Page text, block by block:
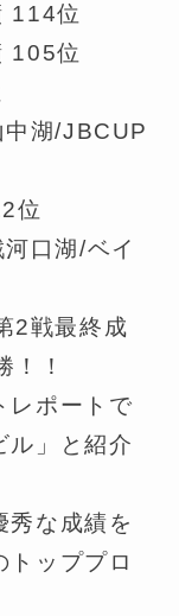
114位
105位
湖/JBCUP
位
口湖/ベイ
2戦最終成
！！
レポートで
ル」と紹介
秀な成績を
トッププロ